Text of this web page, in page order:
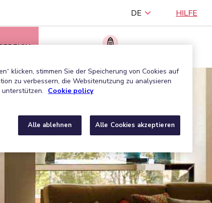
DE HILFE
klicken, stimmen Sie der Speicherung von Cookies auf
zu verbessern, die Websitenutzung zu analysieren
unterstützen. Cookie policy
Alle ablehnen Alle Cookies akzeptieren